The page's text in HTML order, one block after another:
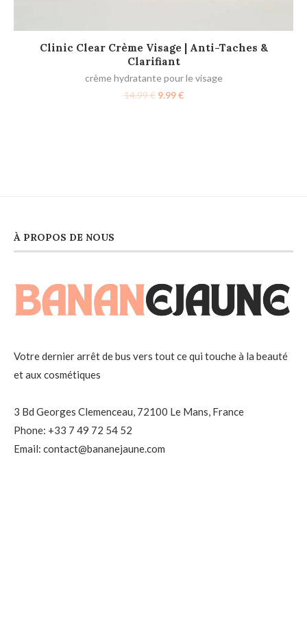
AJOUTER AU PANIER
Clinic Clear Crème Visage | Anti-Taches &
Clarifiant
crème hydratante pour le visage
14.99€ 9.99€
À PROPOS DE NOUS
Votre dernier arrêt de bus vers tout ce qui touche à la beauté
et aux cosmétiques
3 Bd Georges Clemenceau, 72100 Le Mans, France
Phone: +33 7 49 72 54 52
Email: contact@bananejaune.com